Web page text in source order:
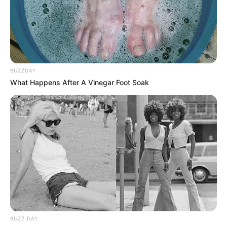
ALERTA BOGOTÁ EN GOOGLE NEWS
TEMAS RELACIONADOS
ROBO MILLONARIO
ATLÁNTICO
MANTÉNGASE EN ALERTA
Tenemos todas las noticias que le
interesan. Para estar bien informado, por
favor, active las notificaciones de Alerta.
ACTIVAR AHORA
BUZZDAY
What Happens After A Vinegar Foot Soak
BUZZ DAY